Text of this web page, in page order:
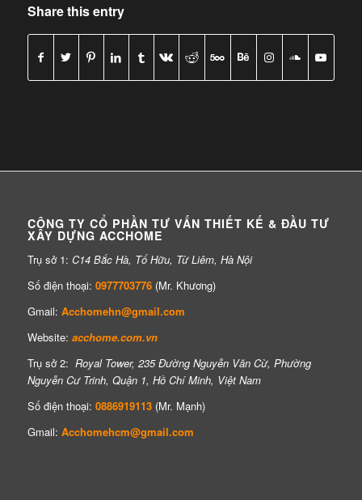
Share this entry
CÔNG TY CỔ PHẦN TƯ VẤN THIẾT KẾ & ĐẦU TƯ
XÂY DỰNG ACCHOME
Trụ sở 1: C14 Bắc Hà, Tố Hữu, Từ Liêm, Hà Nội
Số điện thoại: 0977703776(Mr. Khương)
Gmail: Acchomehn@gmail.com
Website: acchome.com.vn
Trụ sở 2: Royal Tower, 235 Đường Nguyễn Văn Cừ, Phường
Nguyễn Cư Trinh, Quận 1, Hồ Chí Minh, Việt Nam
Số điện thoại: 0886919113(Mr. Mạnh)
Gmail: Acchomehcm@gmail.com